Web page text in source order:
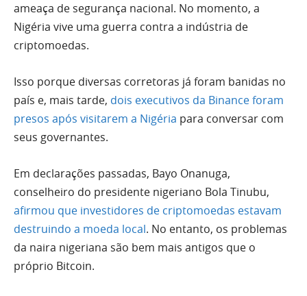
ameaça de segurança nacional. No momento, a
Nigéria vive uma guerra contra a indústria de
criptomoedas.
Isso porque diversas corretoras já foram banidas no
país e, mais tarde, dois executivos da Binance foram
presos após visitarem a Nigéria para conversar com
seus governantes.
Em declarações passadas, Bayo Onanuga,
conselheiro do presidente nigeriano Bola Tinubu,
afirmou que investidores de criptomoedas estavam
destruindo a moeda local. No entanto, os problemas
da naira nigeriana são bem mais antigos que o
próprio Bitcoin.